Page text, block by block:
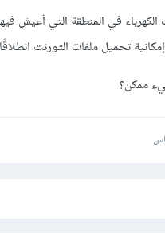
في المنطقة التي أعيش
تحميل ملفات التورنت
ممكن؟